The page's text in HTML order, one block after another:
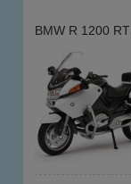
BMW R 1200